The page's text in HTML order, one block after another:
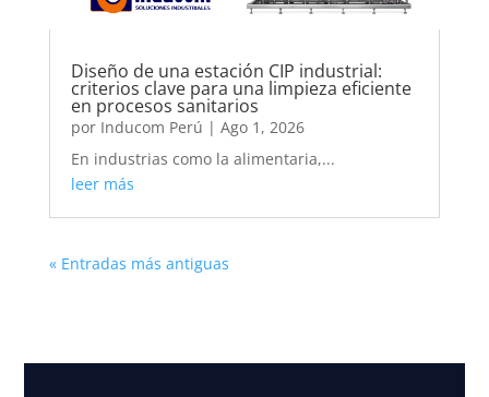
Diseño de una estación CIP industrial:
criterios clave para una limpieza eficiente
en procesos sanitarios
por Inducom Perú | Ago 1, 2026
En industrias como la alimentaria,...
leer más
« Entradas más antiguas